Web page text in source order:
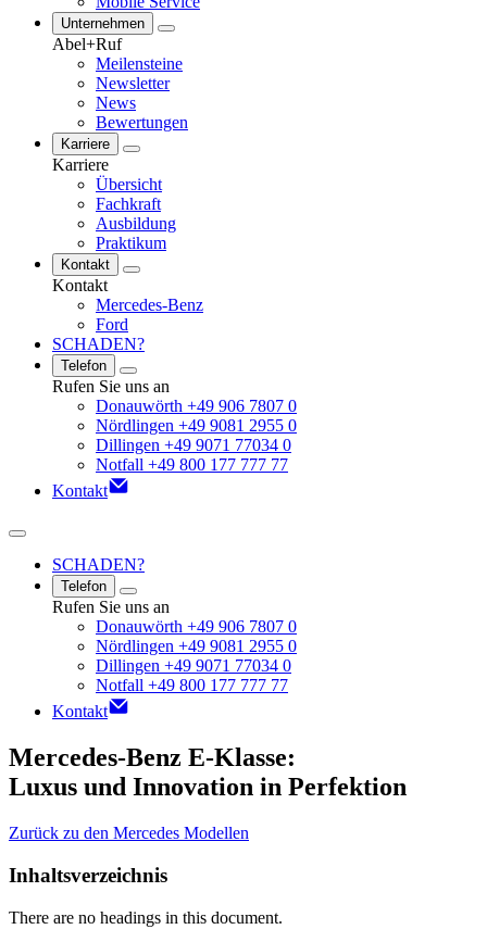
Unternehmen
Abel+Ruf
Meilensteine
Newsletter
News
Bewertungen
Karriere
Karriere
Übersicht
Fachkraft
Ausbildung
Praktikum
Kontakt
Kontakt
Mercedes-Benz
Ford
SCHADEN?
Telefon
Rufen Sie uns an
Donauwörth +49 906 7807 0
Nördlingen +49 9081 2955 0
Dillingen +49 9071 77034 0
Notfall +49 800 177 777 77
Kontakt
SCHADEN?
Telefon
Rufen Sie uns an
Donauwörth +49 906 7807 0
Nördlingen +49 9081 2955 0
Dillingen +49 9071 77034 0
Notfall +49 800 177 777 77
Kontakt
Mercedes-Benz E-Klasse:
Luxus und Innovation in Perfektion
Zurück zu den Mercedes Modellen
Inhaltsverzeichnis
There are no headings in this document.